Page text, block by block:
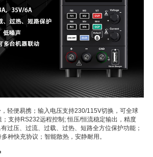
轻便易携；输入电压支持230/115V切换，可全球
支持RS232远程控制; 恒压/恒流稳定输出，精度
过压、过流、过载、过热、短路全方位保护功能；
种快充协议；智能散热，安静耐用。